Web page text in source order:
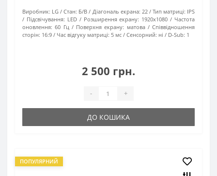
Виробник: LG Стан: Б/В Діагональ екрана: 22 Тип матриці: IPS
Підсвічування: LED Розширення екрану: 1920х1080
Частота
оновлення: 60 Гц Поверхня екрану: матова
Співвідношення
сторін: 16:9 Час відгуку матриці: 5 мс Сенсорний: ні D-Sub: 1
2 500 грн.
- +
ДО КОШИКА
ПОПУЛЯРНИЙ